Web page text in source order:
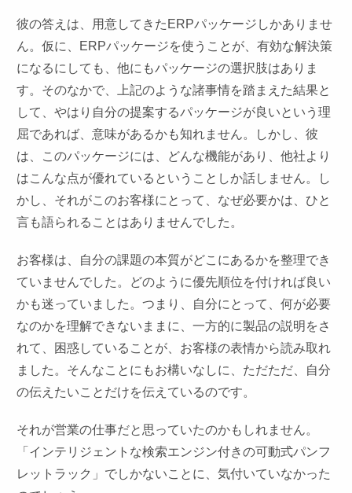
彼の答えは、用意してきたERPパッケージしかありませ
ん。仮に、ERPパッケージを使うことが、有効な解決策
になるにしても、他にもパッケージの選択肢はありま
す。そのなかで、上記のような諸事情を踏まえた結果と
して、やはり自分の提案するパッケージが良いという理
屈であれば、意味があるかも知れません。しかし、彼
は、このパッケージには、どんな機能があり、他社より
はこんな点が優れているということしか話しません。し
かし、それがこのお客様にとって、なぜ必要かは、ひと
言も語られることはありませんでした。
お客様は、自分の課題の本質がどこにあるかを整理でき
ていませんでした。どのように優先順位を付ければ良い
かも迷っていました。つまり、自分にとって、何が必要
なのかを理解できないままに、一方的に製品の説明をさ
れて、困惑していることが、お客様の表情から読み取れ
ました。そんなことにもお構いなしに、ただただ、自分
の伝えたいことだけを伝えているのです。
それが営業の仕事だと思っていたのかもしれません。
「インテリジェントな検索エンジン付きの可動式パンフ
レットラック」でしかないことに、気付いていなかった